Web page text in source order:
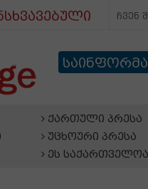
ჩვენ
ქართული პრესა
უცხოური პრესა
ეს საქართველოა